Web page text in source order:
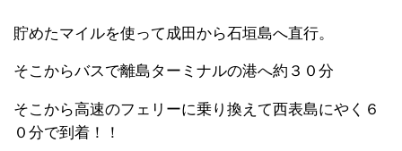
貯めたマイルを使って成田から石垣島へ直行。
そこからバスで離島ターミナルの港へ約３０分
そこから高速のフェリーに乗り換えて西表島にやく６
０分で到着！！